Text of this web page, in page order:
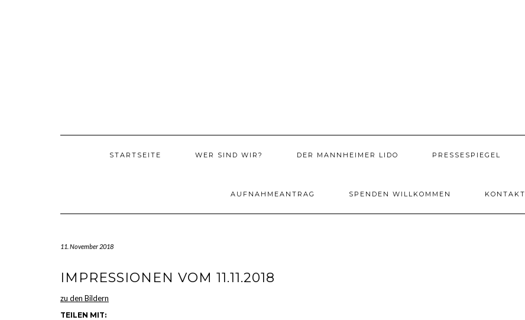
STARTSEITE WER SIND WIR? DER MANNHEIMER LIDO PRESSESPIEGEL
AUFNAHMEANTRAG SPENDEN WILLKOMMEN KONTAKT
11. November 2018
IMPRESSIONEN VOM 11.11.2018
zu den Bildern
TEILEN MIT: